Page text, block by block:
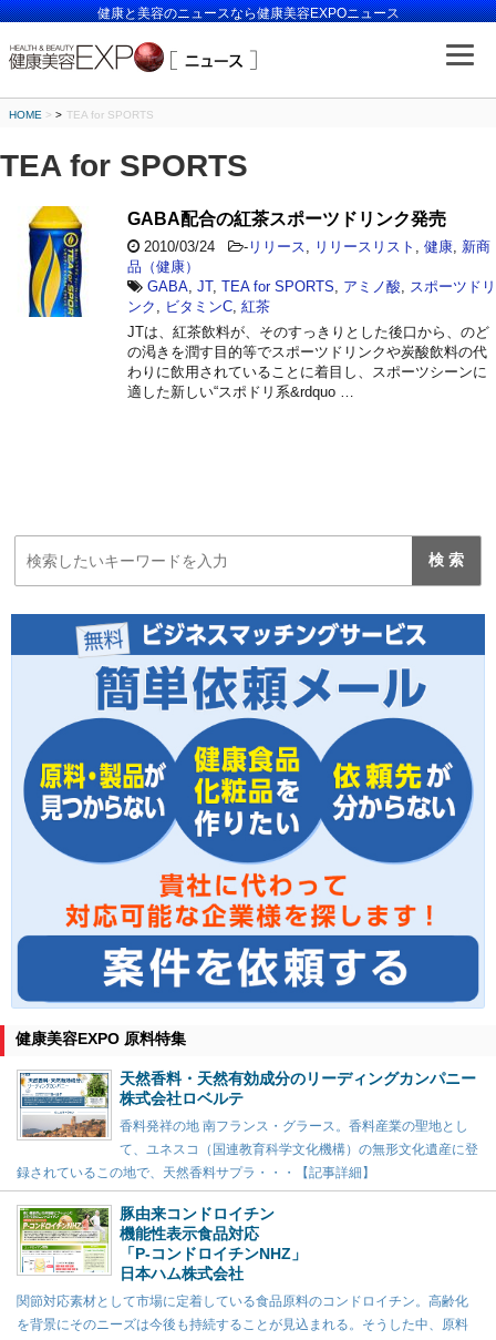
健康と美容のニュースなら健康美容EXPOニュース
HOME > TEA for SPORTS
TEA for SPORTS
GABA配合の紅茶スポーツドリンク発売
2010/03/24 - リリース リリースリスト 健康 新商
品（健康）
GABA JT, TEA for SPORTS アミノ酸
スポーツドリ
ンク
ビタミンC 紅茶
JTは、紅茶飲料が、そのすっきりとした後口から、のど
の渇きを潤す目的等でスポーツドリンクや炭酸飲料の代
わりに飲用されていることに着目し、スポーツシーンに
適した新しい“スポドリ系&rdquo …
健康美容EXPO 原料特集
天然香料・天然有効成分のリーディングカンパニー
株式会社ロベルテ
香料発祥の地 南フランス・グラース。香料産業の聖地とし
て、ユネスコ（国連教育科学文化機構）の無形文化遺産に登
録されているこの地で、天然香料サプラ・・・【記事詳細】
豚由来コンドロイチン
機能性表示食品対応
「P-コンドロイチンNHZ」
日本ハム株式会社
関節対応素材として市場に定着している食品原料のコンドロイチン。高齢化
を背景にそのニーズは今後も持続することが見込まれる。そうした中、原料